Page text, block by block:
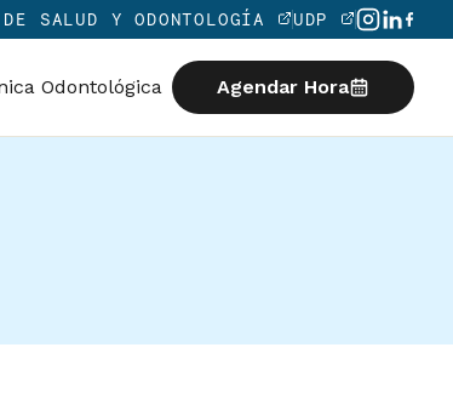
SALUD Y ODONTOLOGÍA UDP
Odontológica Agendar Hora